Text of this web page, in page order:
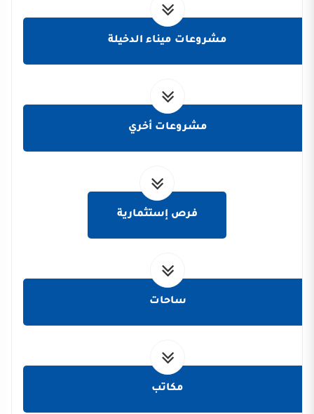
مشروعات ميناء الدخيلة
مشروعات أخري
فرص إستثمارية
ساحات
مكاتب